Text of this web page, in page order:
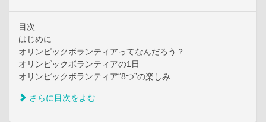
目次
はじめに
オリンピックボランティアってなんだろう？
オリンピックボランティアの1日
オリンピックボランティア“8つ”の楽しみ
さらに目次をよむ